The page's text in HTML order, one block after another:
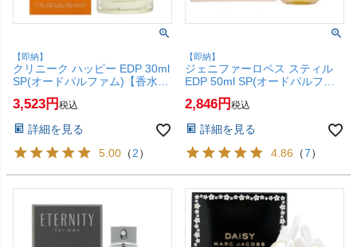
【即納】
クリニーク ハッピー EDP 30ml
SP(オードパルファム)【香水】
【SBT】 (6010989)
3,523 税込
詳細を見る
5.00 （2）
【即納】
ジェニファーロペス スティル
EDP 50ml SP(オードパルファ
ム)【香水】【SBT】 (6009928)
2,846 税込
詳細を見る
4.86 （7）